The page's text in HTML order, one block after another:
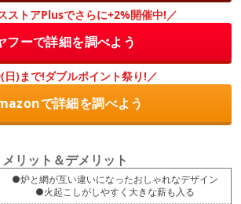
ストアPlusでさらに+2%開催中!／
フーで詳細を調べよう
日)まで!ダブルポイント祭り!／
で詳細を調べよう
メリット＆デメリット
●炉と網が互い違いになったおしゃれなデザイン
●火起こしがしやすく大きな薪も入る